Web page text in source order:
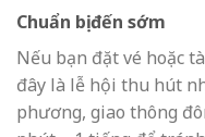
Chuẩn bị đến sớm
Nếu bạn đặt vé hoặc
đây là lễ hội thu hút
phương, giao thông